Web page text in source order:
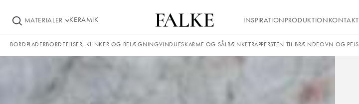
MATERIALER KERAMIK INSPIRATIONPRODUKTIONKONTAKT
BORDPLADERBORDEFLISER, KLINKER OG BELÆGNINGVINDUESKARME OG SÅLBÆNKETRAPPERSTEN TIL BRÆNDEOVN OG PEJS